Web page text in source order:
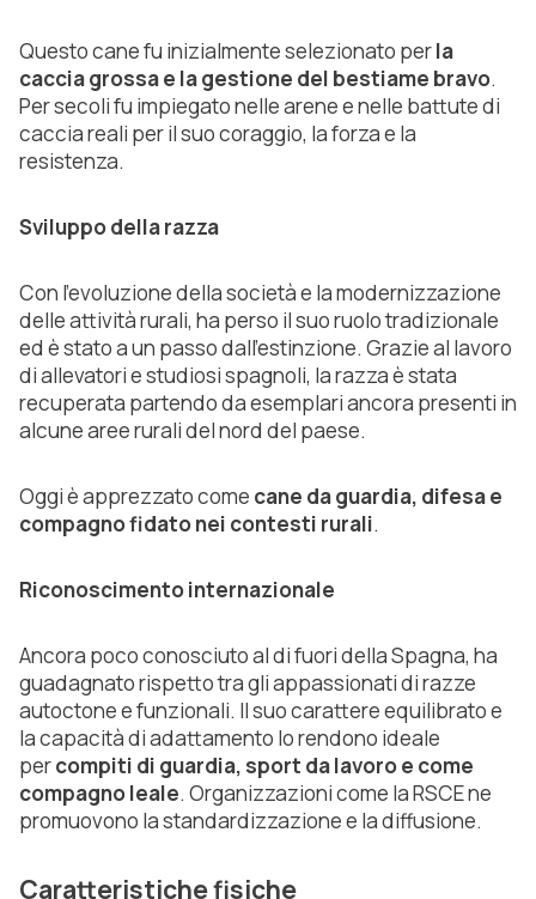
Questo cane fu inizialmente selezionato perla
caccia grossa e la gestione del bestiame bravo.
Per secoli fu impiegato nelle arene e nelle battute di
caccia reali per il suo coraggio, la forza e la
resistenza.
Sviluppo della razza
Con l’evoluzione della società e la modernizzazione
delle attività rurali, ha perso il suo ruolo tradizionale
ed è stato a un passo dall’estinzione. Grazie al lavoro
di allevatori e studiosi spagnoli, la razza è stata
recuperata partendo da esemplari ancora presenti in
alcune aree rurali del nord del paese.
Oggi è apprezzato come cane da guardia, difesa e
compagno fidato nei contesti rurali.
Riconoscimento internazionale
Ancora poco conosciuto al di fuori della Spagna, ha
guadagnato rispetto tra gli appassionati di razze
autoctone e funzionali. Il suo carattere equilibrato e
la capacità di adattamento lo rendono ideale
percompiti di guardia, sport da lavoro e come
compagno leale. Organizzazioni come la RSCE ne
promuovono la standardizzazione e la diffusione.
Caratteristiche fisiche